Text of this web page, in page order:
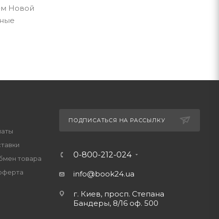
Новой
товара
ПОДПИСАТЬСЯ НА РАССЫЛКУ
0-800-212-024
info@book24.ua
г. Киев, просп. Степана
Бандеры, 8/16 оф. 500